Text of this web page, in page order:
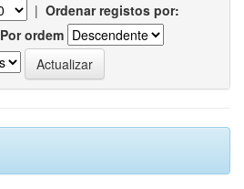
| Ordenar registos por:
Por ordem